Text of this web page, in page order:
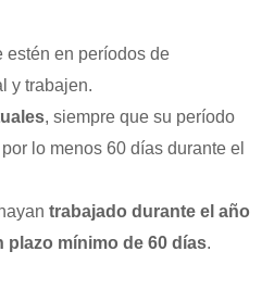
estén en períodos de
y trabajen.
, siempre que su período
lo menos 60 días durante el
trabajado durante el año
plazo mínimo de 60 días.